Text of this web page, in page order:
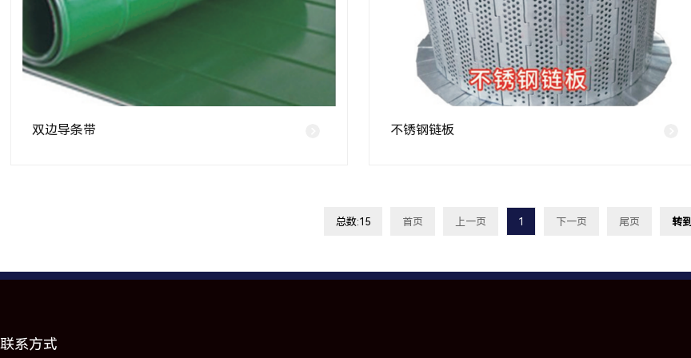
双边导条带 不锈钢链板
总数:15 首页 上一页 1 下一页 尾页 转到
联系方式